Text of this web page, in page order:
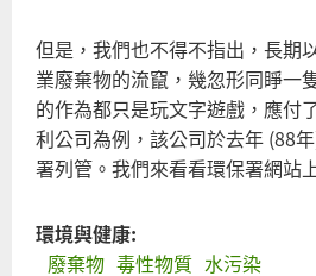
但是，我們也不得不指出，長期
業廢棄物的流竄，幾忽形同睜一
的作為都只是玩文字遊戲，應付
利公司為例，該公司於去年 (88
署列管。我們來看看環保署網站
環境與健康:
廢棄物 毒性物質 水污染